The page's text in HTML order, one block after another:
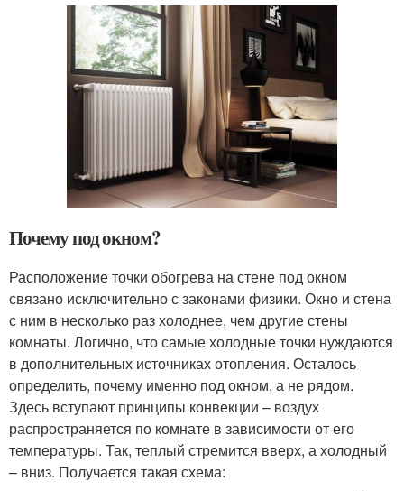
Почему под окном?
Расположение точки обогрева на стене под окном
связано исключительно с законами физики. Окно и стена
с ним в несколько раз холоднее, чем другие стены
комнаты. Логично, что самые холодные точки нуждаются
в дополнительных источниках отопления. Осталось
определить, почему именно под окном, а не рядом.
Здесь вступают принципы конвекции – воздух
распространяется по комнате в зависимости от его
температуры. Так, теплый стремится вверх, а холодный
– вниз. Получается такая схема: